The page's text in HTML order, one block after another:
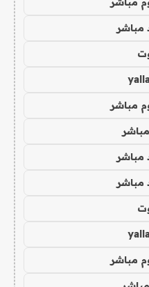
مباشر
مباشر
مباشر
مباشر
مباشر